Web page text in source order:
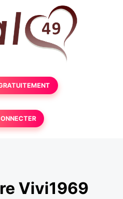
Vivi1969